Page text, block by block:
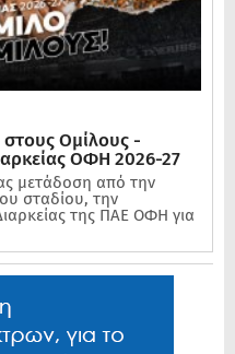
Ομίλους -
ΟΦΗ 2026-27
μετάδοση από την
σταδίου, την
της ΠΑΕ ΟΦΗ για